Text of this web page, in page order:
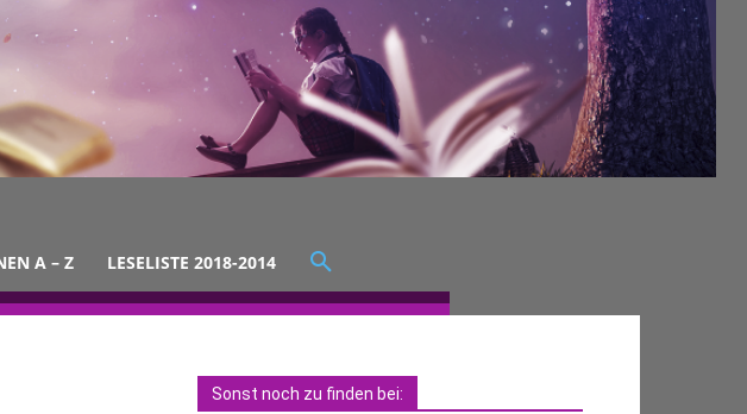
A – Z LESELISTE 2018-2014
Sonst noch zu finden bei: